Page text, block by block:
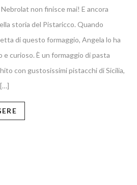
non finisce mai! E ancora
storia del Pistaricco. Quando
di questo formaggio, Angela lo ha
curioso. È un formaggio di pasta
con gustosissimi pistacchi di Sicilia,